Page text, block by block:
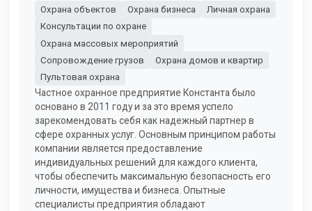
Охрана объектов Охрана бизнеса
Личная охрана
Консультации по охране
Охрана массовых мероприятий
Сопровождение грузов
Охрана домов и квартир
Пультовая охрана
Частное охранное предприятие Константа было
основано в 2011 году и за это время успело
зарекомендовать себя как надежный партнер в
сфере охранных услуг. Основным принципом работы
компании является предоставление
индивидуальных решений для каждого клиента,
чтобы обеспечить максимальную безопасность его
личности, имущества и бизнеса. Опытные
специалисты предприятия обладают